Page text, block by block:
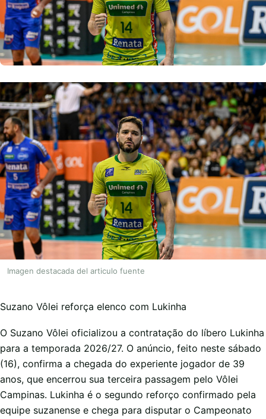
Imagen destacada del articulo fuente
Suzano Vôlei reforça elenco com Lukinha
O Suzano Vôlei oficializou a contratação do líbero Lukinha
para a temporada 2026/27. O anúncio, feito neste sábado
(16), confirma a chegada do experiente jogador de 39
anos, que encerrou sua terceira passagem pelo Vôlei
Campinas. Lukinha é o segundo reforço confirmado pela
equipe suzanense e chega para disputar o Campeonato